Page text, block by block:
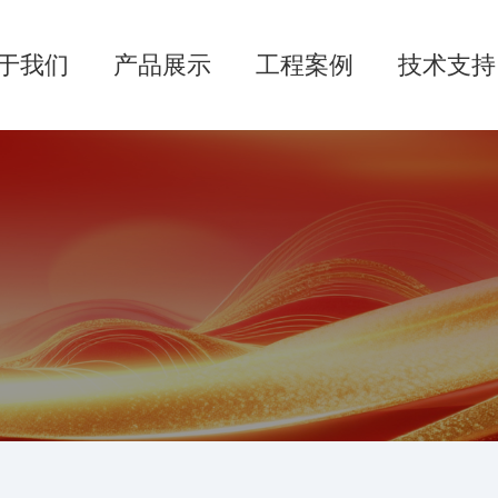
我们 产品展示 工程案例 技术支持